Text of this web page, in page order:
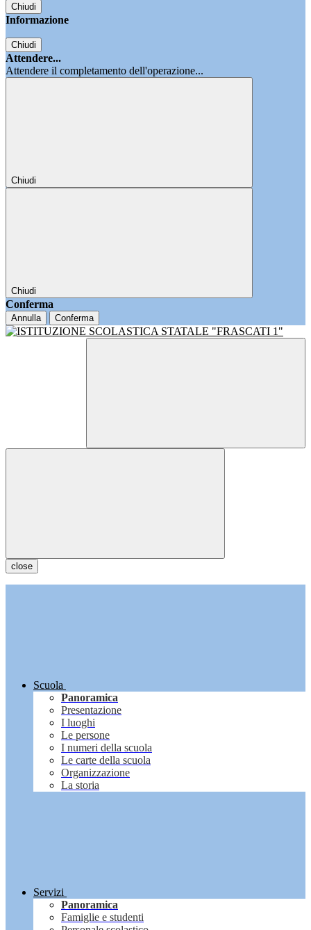
Chiudi
Informazione
Chiudi
Attendere...
Attendere il completamento dell'operazione...
Chiudi
Chiudi
Conferma
Annulla Conferma
close
Scuola
Panoramica
Presentazione
I luoghi
Le persone
I numeri della scuola
Le carte della scuola
Organizzazione
La storia
Servizi
Panoramica
Famiglie e studenti